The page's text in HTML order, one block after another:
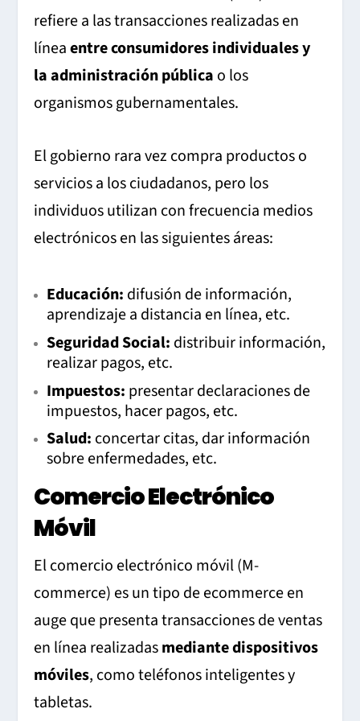
refiere a las transacciones realizadas en
líneaentre consumidores individuales y
la administración pública o los
organismos gubernamentales.
El gobierno rara vez compra productos o
servicios a los ciudadanos, pero los
individuos utilizan con frecuencia medios
electrónicos en las siguientes áreas:
Educación: difusión de información,
aprendizaje a distancia en línea, etc.
Seguridad Social: distribuir información,
realizar pagos, etc.
Impuestos: presentar declaraciones de
impuestos, hacer pagos, etc.
Salud: concertar citas, dar información
sobre enfermedades, etc.
Comercio Electrónico
Móvil
El comercio electrónico móvil (M-
commerce) es un tipo de ecommerce en
auge que presenta transacciones de ventas
en línea realizadasmediante dispositivos
móviles, como teléfonos inteligentes y
tabletas.